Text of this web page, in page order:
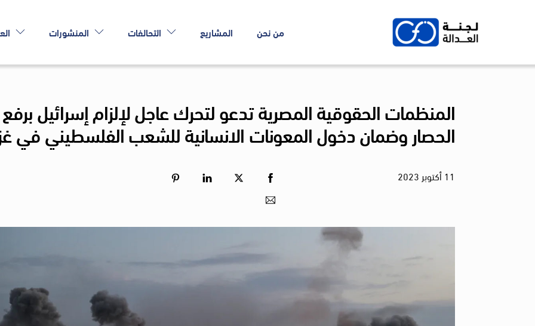
من نحن المشاريع التحالفات المنشورات
المنظمات الحقوقية المصرية تدعو لتحرك عاجل لإلزام إسرائيل برفع
الحصار وضمان دخول المعونات الانسانية للشعب الفلسطيني في
11أكتوبر 2023